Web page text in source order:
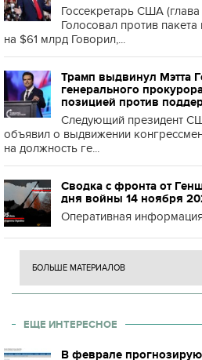
Госсекретарь США
Голосовал против
на $61 млрд Говорил,...
Трамп выдвинул Мэтта
генерального
позицией против
Следующий президент
объявил о выдвижении
на должность ге...
Сводка с фронта от
дня войны 14 ноября
Оперативная
БОЛЬШЕ МАТЕРИАЛОВ
ЕЩЕ ИНТЕРЕСНОЕ
В феврале